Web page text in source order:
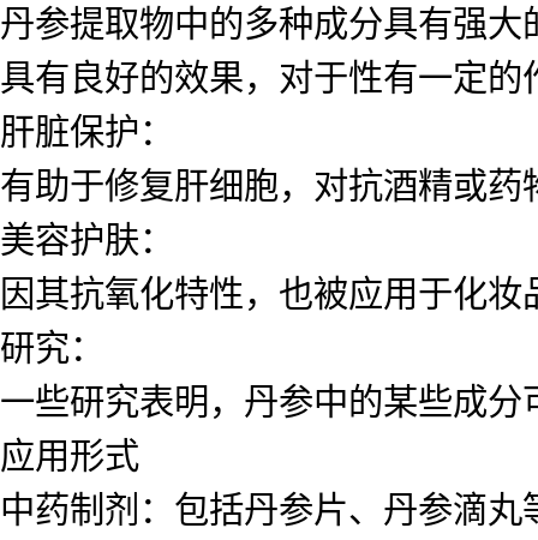
丹参提取物中的多种成分具有强
具有良好的效果，对于性有一定的
肝脏保护：
有助于修复肝细胞，对抗酒精或药
美容护肤：
因其抗氧化特性，也被应用于化
研究：
一些研究表明，丹参中的某些成
应用形式
中药制剂：包括丹参片、丹参滴